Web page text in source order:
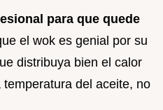
para que quede
el wok es genial por su
distribuya bien el calor
del aceite, no